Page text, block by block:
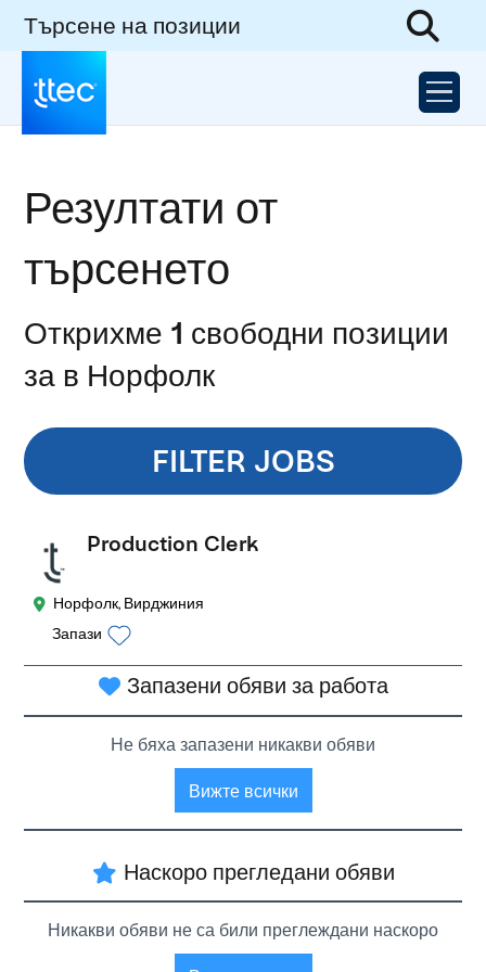
Търсене на позиции
Резултати от
търсенето
Открихме 1 свободни позиции
за в Норфолк
FILTER JOBS
Production Clerk
Норфолк, Вирджиния
Запази
Запазени обяви за работа
Не бяха запазени никакви обяви
Вижте всички
Наскоро прегледани обяви
Никакви обяви не са били преглеждани наскоро